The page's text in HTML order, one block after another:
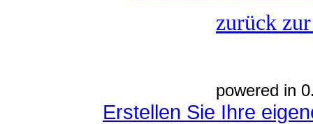
zurück
powered in
Erstellen Sie Ihre